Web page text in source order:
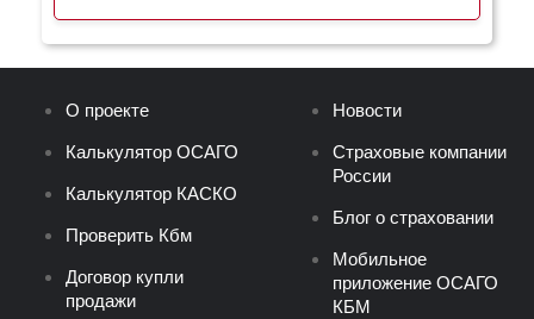
О проекте
Калькулятор ОСАГО
Калькулятор КАСКО
Проверить Кбм
Договор купли
продажи
Новости
Страховые компании
России
Блог о страховании
Мобильное
приложение ОСАГО
КБМ